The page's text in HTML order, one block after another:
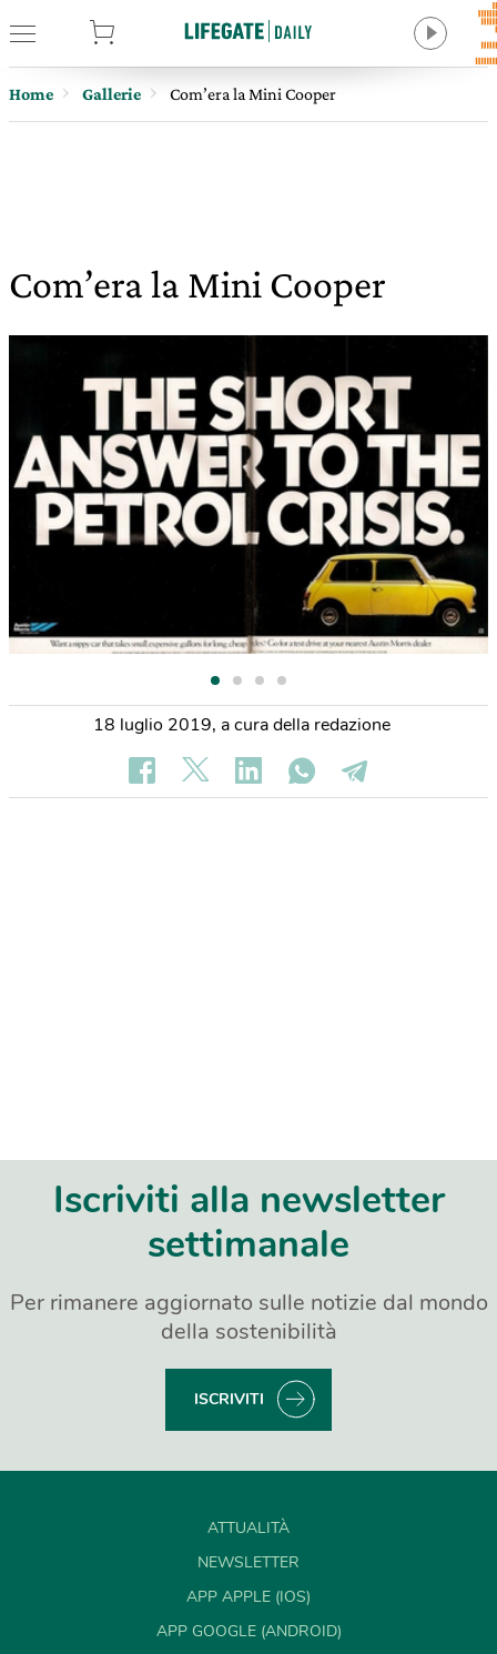
Home Gallerie Com’era la Mini Cooper
Com’era la Mini Cooper
18 luglio 2019, a cura della redazione
Iscriviti alla newsletter
settimanale
Per rimanere aggiornato sulle notizie dal mondo
della sostenibilità
ISCRIVITI
ATTUALITÀ
NEWSLETTER
APP APPLE (IOS)
APP GOOGLE (ANDROID)